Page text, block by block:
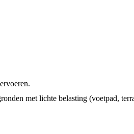
met lichte belasting (voetpad,